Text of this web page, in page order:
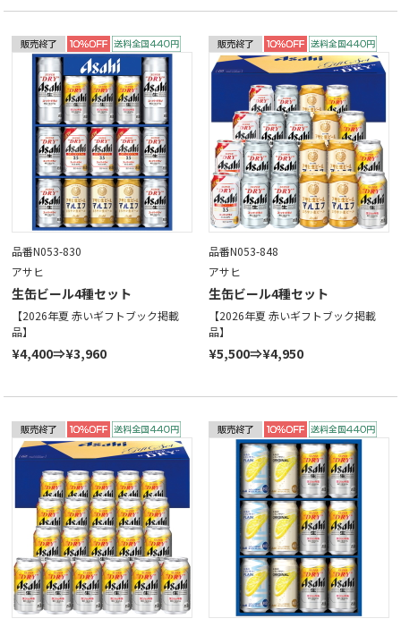
品番N053-830
アサヒ
生缶ビール4種セット
【2026年夏 赤いギフトブック掲載
品】
¥4,400⇒¥3,960
品番N053-848
アサヒ
生缶ビール4種セット
【2026年夏 赤いギフトブック掲載
品】
¥5,500⇒¥4,950